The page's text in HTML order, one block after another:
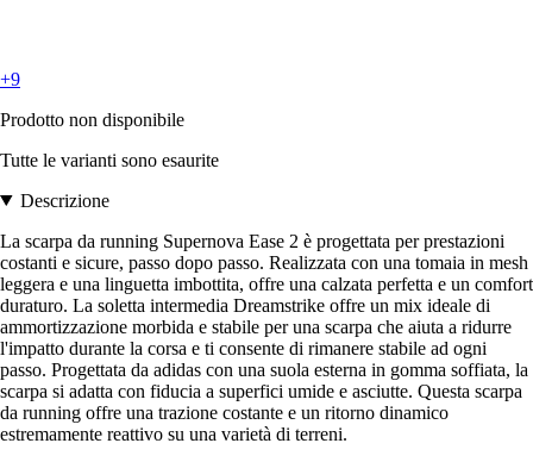
+9
Prodotto non disponibile
Tutte le varianti sono esaurite
Descrizione
La scarpa da running Supernova Ease 2 è progettata per prestazioni
costanti e sicure, passo dopo passo. Realizzata con una tomaia in mesh
leggera e una linguetta imbottita, offre una calzata perfetta e un comfort
duraturo. La soletta intermedia Dreamstrike offre un mix ideale di
ammortizzazione morbida e stabile per una scarpa che aiuta a ridurre
l'impatto durante la corsa e ti consente di rimanere stabile ad ogni
passo. Progettata da adidas con una suola esterna in gomma soffiata, la
scarpa si adatta con fiducia a superfici umide e asciutte. Questa scarpa
da running offre una trazione costante e un ritorno dinamico
estremamente reattivo su una varietà di terreni.